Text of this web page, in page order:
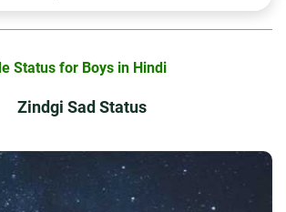
Status for Boys in Hindi
Zindgi Sad Status